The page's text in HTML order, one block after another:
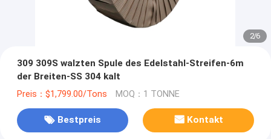
2/6
309 309S walzten Spule des Edelstahl-Streifen-6m
der Breiten-SS 304 kalt
Preis：$1,799.00/Tons MOQ：1 TONNE
Bestpreis Kontakt